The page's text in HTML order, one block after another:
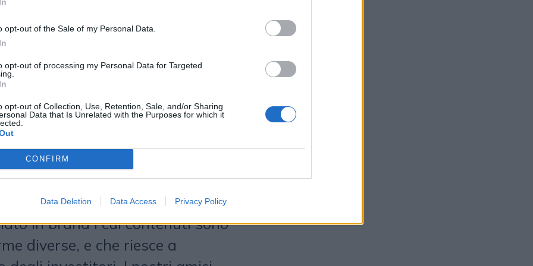
opt-out of the Sale of my Personal Data.
opt-out of processing my Personal Data for Targeted
opt-out of Collection, Use, Retention, Sale, and/or Sharing
Data that Is Unrelated with the Purposes for which it
CONFIRM
Data Deletion Data Access Privacy Policy
week insieme al rapporto
Il 2026 si apre con due risultati
con FT per altri tre
in crescita a due cifre della
Una performance in
al mercato di riferimento, e
video «che dimostra la
con il resto della nostra offerta»
Silvestri, amministratore delegato
per una testata che «da
in brand i cui contenuti sono
diverse, e che riesce a